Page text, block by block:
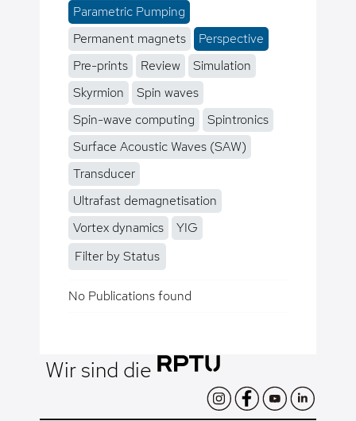
Parametric Pumping
Permanent magnets
Perspective
Pre-prints
Review
Simulation
Skyrmion
Spin waves
Spin-wave computing
Spintronics
Surface Acoustic Waves (SAW)
Transducer
Ultrafast demagnetisation
Vortex dynamics
YIG
Filter by Status
No Publications found
Wir sind die